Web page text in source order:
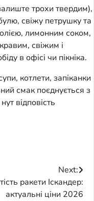
трохи твердим),
свіжу петрушку та
лимонним соком,
свіжим і
в офісі чи пікніка.
котлети, запіканки
смак поєднується з
відповість
Next:
ракети Іскандер:
актуальні ціни 2026